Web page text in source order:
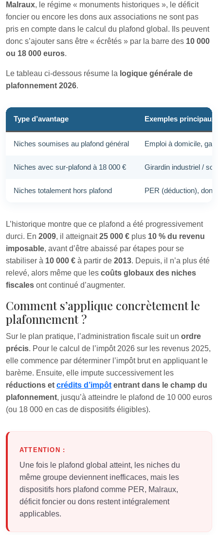
Malraux, le régime « monuments historiques », le déficit
foncier ou encore les dons aux associations ne sont pas
pris en compte dans le calcul du plafond global. Ils peuvent
donc s’ajouter sans être « écrêtés » par la barre des 10 000
ou 18 000 euros.
Le tableau ci‑dessous résume la logique générale de
plafonnement 2026.
Type d’avantage Exemples principaux
Niches soumises au plafond général Emploi à domicile,
Niches avec sur‑plafond à 18 000 € Girardin industriel /
Niches totalement hors plafond PER (déduction),
L’historique montre que ce plafond a été progressivement
durci. En 2009, il atteignait25 000 € plus 10 % du revenu
imposable, avant d’être abaissé par étapes pour se
stabiliser à 10 000 € à partir de 2013. Depuis, il n’a plus été
relevé, alors même que les coûts globaux des niches
fiscales ont continué d’augmenter.
Comment s’applique concrètement le
plafonnement ?
Sur le plan pratique, l’administration fiscale suit un ordre
précis. Pour le calcul de l’impôt 2026 sur les revenus 2025,
elle commence par déterminer l’impôt brut en appliquant le
barème. Ensuite, elle impute successivement les
réductions et crédits d’impôt entrant dans le champ du
plafonnement, jusqu’à atteindre le plafond de 10 000 euros
(ou 18 000 en cas de dispositifs éligibles).
ATTENTION :
Une fois le plafond global atteint, les niches du
même groupe deviennent inefficaces, mais les
dispositifs hors plafond comme PER, Malraux,
déficit foncier ou dons restent intégralement
applicables.